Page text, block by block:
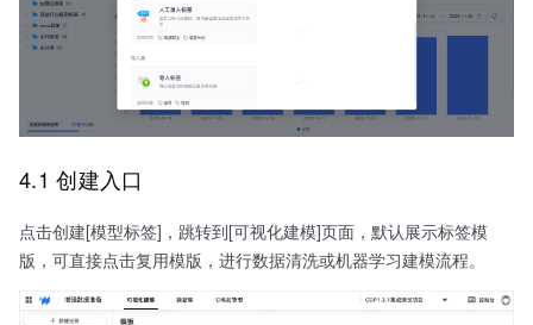
4.1 创建入口
点击创建[模型标签]，跳转到[可视化建模]页面，默认展示标签模
版，可直接点击复用模版，进行数据清洗或机器学习建模流程。